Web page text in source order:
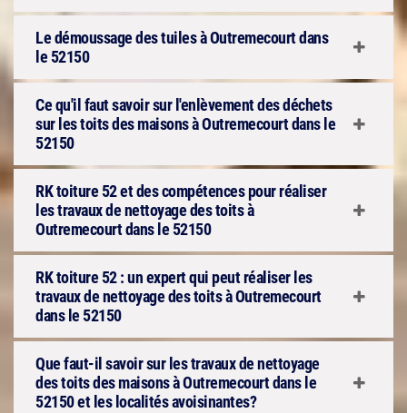
Le démoussage des tuiles à Outremecourt dans
le 52150
Ce qu'il faut savoir sur l'enlèvement des déchets
sur les toits des maisons à Outremecourt dans le
52150
RK toiture 52 et des compétences pour réaliser
les travaux de nettoyage des toits à
Outremecourt dans le 52150
RK toiture 52 : un expert qui peut réaliser les
travaux de nettoyage des toits à Outremecourt
dans le 52150
Que faut-il savoir sur les travaux de nettoyage
des toits des maisons à Outremecourt dans le
52150 et les localités avoisinantes?